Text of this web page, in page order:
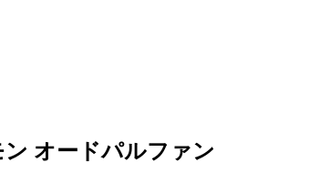
ン オードパルファン